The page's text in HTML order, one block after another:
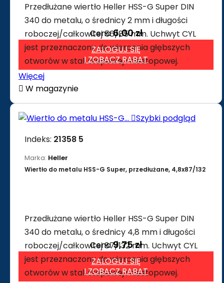
Przedłużane wiertło Heller HSS-G Super DIN
340 do metalu, o średnicy 2 mm i długości
roboczej/całkowitej 56/85 mm. Uchwyt CYL
jest przeznaczony do wiercenia głębszych
otworów w stali stopowej i niestopowej.
Cena6,00 zł
ZALOGUJ SIĘ
I ZOBACZ RABAT
Więcej
 W magazynie
Szybki podgląd
Indeks: 21358 5
Marka: Heller
Wiertło do metalu HSS-G Super, przedłużane, 4,8x87/132
Przedłużane wiertło Heller HSS-G Super DIN
340 do metalu, o średnicy 4,8 mm i długości
roboczej/całkowitej 87/132 mm. Uchwyt CYL
jest przeznaczony do wiercenia głębszych
otworów w stali stopowej i niestopowej.
Cena9,75 zł
ZALOGUJ SIĘ
I ZOBACZ RABAT